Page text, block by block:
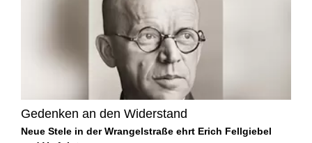
Gedenken an den Widerstand
Neue Stele in der Wrangelstraße ehrt Erich Fellgiebel